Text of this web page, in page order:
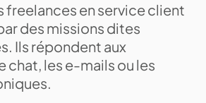
freelances en service client
des missions dites
Ils répondent aux
chat, les e-mails ou les